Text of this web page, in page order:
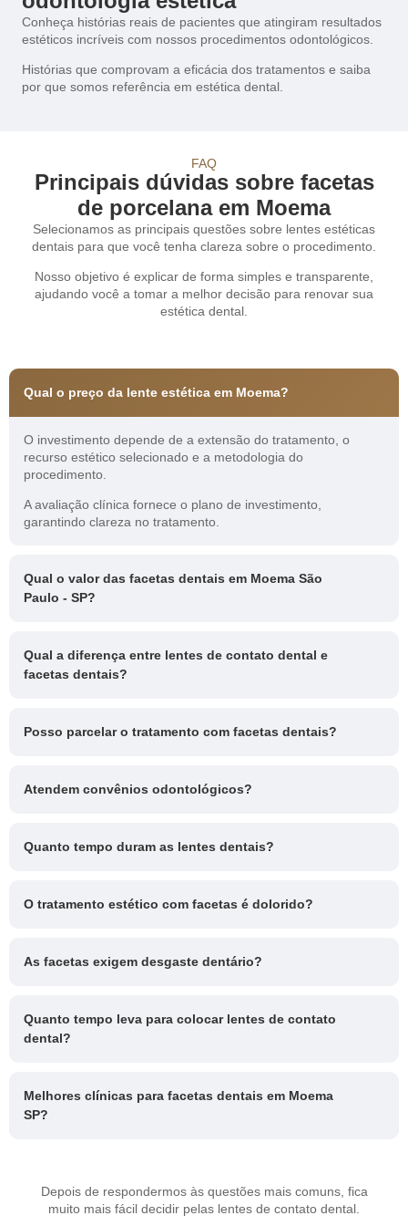
Conheça histórias reais de pacientes que atingiram resultados
estéticos incríveis com nossos procedimentos odontológicos.
Histórias que comprovam a eficácia dos tratamentos e saiba
por que somos referência em estética dental.
FAQ
Principais dúvidas sobre facetas
de porcelana em Moema
Selecionamos as principais questões sobre lentes estéticas
dentais para que você tenha clareza sobre o procedimento.
Nosso objetivo é explicar de forma simples e transparente,
ajudando você a tomar a melhor decisão para renovar sua
estética dental.
Qual o preço da lente estética em Moema?
O investimento depende de a extensão do tratamento, o
recurso estético selecionado e a metodologia do
procedimento.
A avaliação clínica fornece o plano de investimento,
garantindo clareza no tratamento.
Qual o valor das facetas dentais em Moema São
Paulo - SP?
Qual a diferença entre lentes de contato dental e
facetas dentais?
Posso parcelar o tratamento com facetas dentais?
Atendem convênios odontológicos?
Quanto tempo duram as lentes dentais?
O tratamento estético com facetas é dolorido?
As facetas exigem desgaste dentário?
Quanto tempo leva para colocar lentes de contato
dental?
Melhores clínicas para facetas dentais em Moema
SP?
Depois de respondermos às questões mais comuns, fica
muito mais fácil decidir pelas lentes de contato dental.